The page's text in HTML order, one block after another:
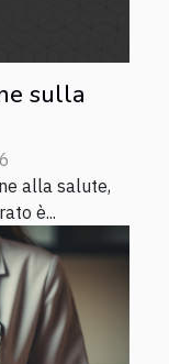
sulla
alla salute,
è...